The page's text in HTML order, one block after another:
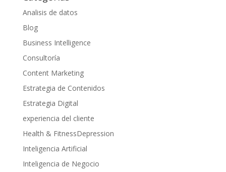
Analisis de datos
Blog
Business Intelligence
Consultoría
Content Marketing
Estrategia de Contenidos
Estrategia Digital
experiencia del cliente
Health & FitnessDepression
Inteligencia Artificial
Inteligencia de Negocio